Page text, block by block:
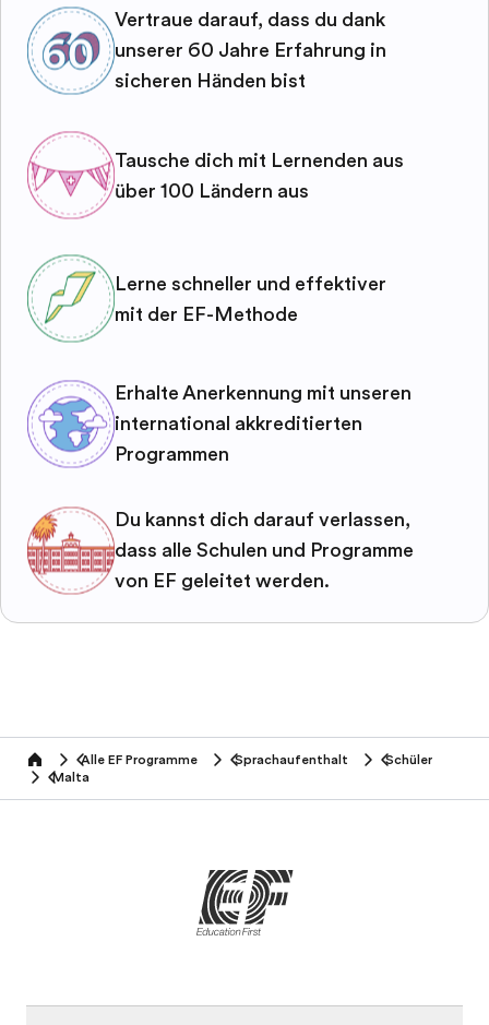
Vertraue darauf, dass du dank
unserer 60 Jahre Erfahrung in
sicheren Händen bist
Tausche dich mit Lernenden aus
über 100 Ländern aus
Lerne schneller und effektiver
mit der EF-Methode
Erhalte Anerkennung mit unseren
international akkreditierten
Programmen
Du kannst dich darauf verlassen,
dass alle Schulen und Programme
von EF geleitet werden.
home Alle EF Programme Sprachaufenthalt
Schüler
Malta